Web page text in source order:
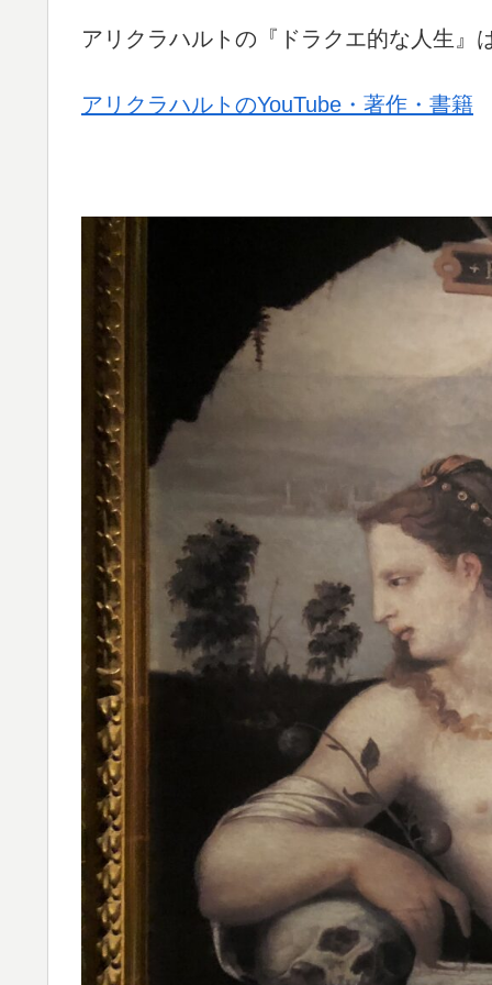
アリクラハルトの『ドラクエ的な人生』
アリクラハルトのYouTube・著作・書籍